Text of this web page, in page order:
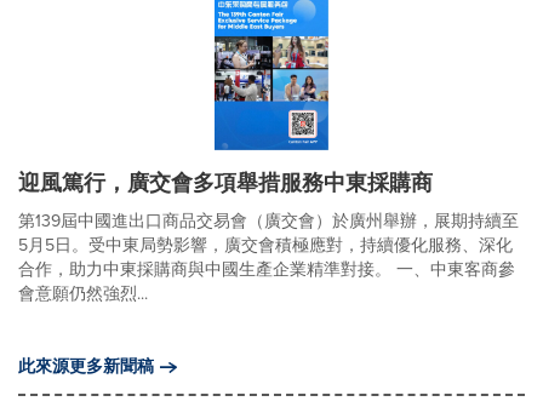
迎風篤行，廣交會多項舉措服務中東採購商
第139屆中國進出口商品交易會（廣交會）於廣州舉辦，展期持續至
5月5日。受中東局勢影響，廣交會積極應對，持續優化服務、深化
合作，助力中東採購商與中國生產企業精準對接。 一、中東客商參
會意願仍然強烈...
此來源更多新聞稿